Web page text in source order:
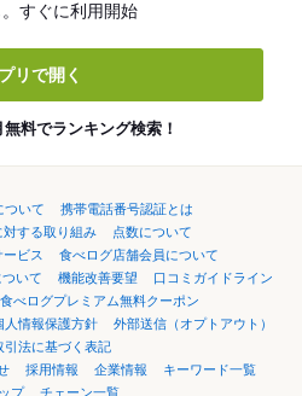
すぐに利用開始
リで開く
料でランキング検索！
ついて
携帯電話番号認証とは
対する取り組み
点数について
ビス
食べログ店舗会員について
いて
機能改善要望
口コミガイドライン
食べログプレミアム無料クーポン
人情報保護方針
外部送信（オプトアウト）
引法に基づく表記
採用情報 企業情報
キーワード一覧
プ
チェーン一覧